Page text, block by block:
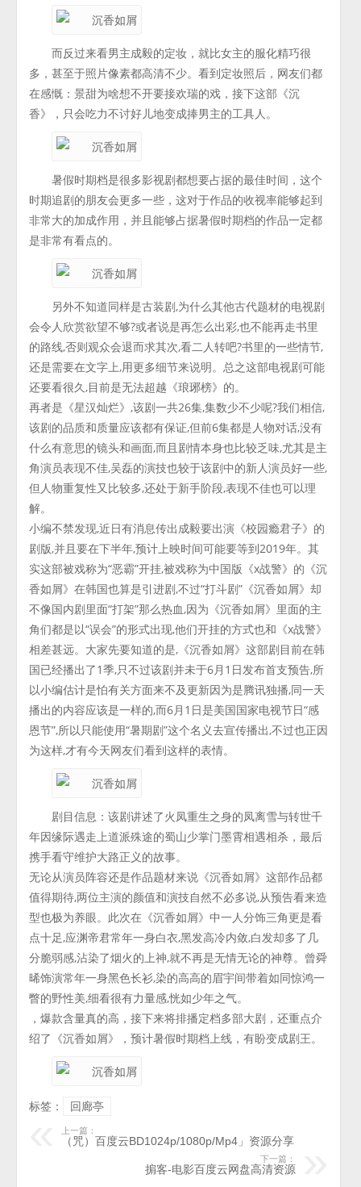
而反过来看男主成毅的定妆，就比女主的服化精巧很
多，甚至于照片像素都高清不少。看到定妆照后，网友们都
在感慨：景甜为啥想不开要接欢瑞的戏，接下这部《沉
香》，只会吃力不讨好儿地变成捧男主的工具人。
暑假时期档是很多影视剧都想要占据的最佳时间，这个
时期追剧的朋友会更多一些，这对于作品的收视率能够起到
非常大的加成作用，并且能够占据暑假时期档的作品一定都
是非常有看点的。
另外不知道同样是古装剧,为什么其他古代题材的电视剧
会令人欣赏欲望不够?或者说是再怎么出彩,也不能再走书里
的路线,否则观众会退而求其次,看二人转吧?书里的一些情节,
还是需要在文字上,用更多细节来说明。总之这部电视剧可能
还要看很久,目前是无法超越《琅琊榜》的。
再者是《星汉灿烂》,该剧一共26集,集数少不少呢?我们相信,
该剧的品质和质量应该都有保证,但前6集都是人物对话,没有
什么有意思的镜头和画面,而且剧情本身也比较乏味,尤其是主
角演员表现不佳,吴磊的演技也较于该剧中的新人演员好一些,
但人物重复性又比较多,还处于新手阶段,表现不佳也可以理
解。
小编不禁发现,近日有消息传出成毅要出演《校园瘾君子》的
剧版,并且要在下半年,预计上映时间可能要等到2019年。其
实这部被戏称为“恶霸”开挂,被戏称为中国版《x战警》的《沉
香如屑》在韩国也算是引进剧,不过“打斗剧”《沉香如屑》却
不像国内剧里面“打架”那么热血,因为《沉香如屑》里面的主
角们都是以“误会”的形式出现,他们开挂的方式也和《x战警》
相差甚远。大家先要知道的是,《沉香如屑》这部剧目前在韩
国已经播出了1季,只不过该剧并未于6月1日发布首支预告,所
以小编估计是怕有关方面来不及更新因为是腾讯独播,同一天
播出的内容应该是一样的,而6月1日是美国国家电视节日“感
恩节”,所以只能使用“暑期剧”这个名义去宣传播出,不过也正因
为这样,才有今天网友们看到这样的表情。
剧目信息：该剧讲述了火凤重生之身的凤离雪与转世千
年因缘际遇走上道派殊途的蜀山少掌门墨霄相遇相杀，最后
携手看守维护大路正义的故事。
无论从演员阵容还是作品题材来说《沉香如屑》这部作品都
值得期待,两位主演的颜值和演技自然不必多说,从预告看来造
型也极为养眼。此次在《沉香如屑》中一人分饰三角更是看
点十足,应渊帝君常年一身白衣,黑发高冷内敛,白发却多了几
分脆弱感,沾染了烟火的上神,就不再是无情无论的神尊。曾舜
晞饰演常年一身黑色长衫,染的高高的眉宇间带着如同惊鸿一
瞥的野性美,细看很有力量感,恍如少年之气。
，爆款含量真的高，接下来将排播定档多部大剧，还重点介
绍了《沉香如屑》，预计暑假时期档上线，有盼变成剧王。
标签： 回廊亭
上一篇：
（咒）百度云BD1024p/1080p/Mp4」资源分享
下一篇：
掮客-电影百度云网盘高清资源